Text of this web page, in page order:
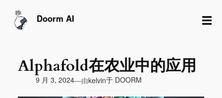
Doorm AI ☰
Alphafold在农业中的应用
9 月 3, 2024—由kelvin于 DOORM